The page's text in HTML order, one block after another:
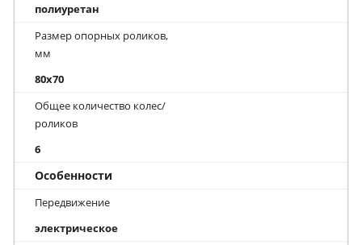
полиуретан
Размер опорных роликов,
мм
80x70
Общее количество колес/
роликов
6
Особенности
Передвижение
электрическое